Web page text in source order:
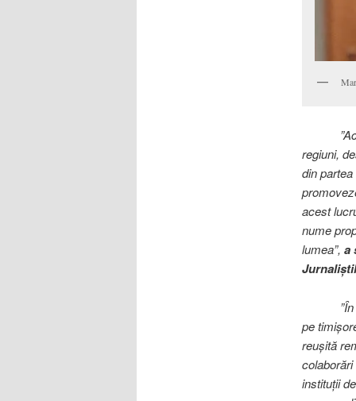
”Acest
regiuni,
din
acest
nume
lumea”, a
”În
pe
reușită
instituții